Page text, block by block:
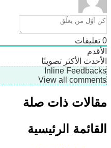
الأكثر تصويتًا
Inline
View all
ذات صلة
الرئيسية